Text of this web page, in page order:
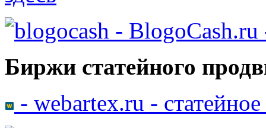
- BlogoCash.ru
Биржи статейного
- webartex.ru -